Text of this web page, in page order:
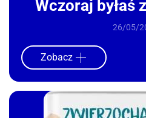
Wczoraj byłaś
26/05/
Zobacz